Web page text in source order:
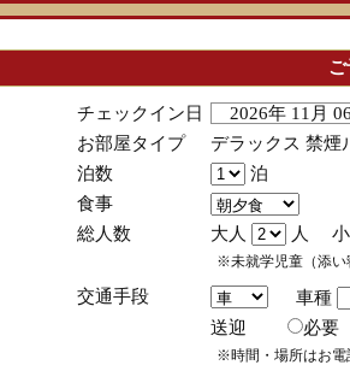
チェックイン日
2026年 11月
お部屋タイプ
デラックス 禁煙
泊数
泊
食事
総人数
大人 人 小
※未就学児童（添い
交通手段
車種
送迎
必
※時間・場所はお電